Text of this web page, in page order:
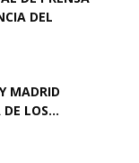
DEL
MADRID
LOS...